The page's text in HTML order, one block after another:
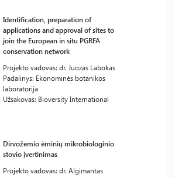
Identification, preparation of
applications and approval of sites to
join the European in situ PGRFA
conservation network
Projekto vadovas: dr. Juozas Labokas
Padalinys: Ekonominės botanikos
laboratorija
Užsakovas: Bioversity International
Dirvožemio ėminių mikrobiologinio
stovio įvertinimas
Projekto vadovas: dr. Algimantas